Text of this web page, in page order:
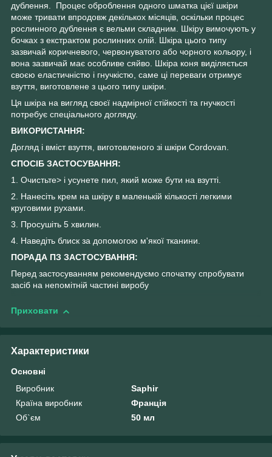
дублення. Процес оброблення одного шматка цієї шкіри
може тривати впродовж декількох місяців, оскільки процес
рослинного дублення є вельми складним. Шкіру вимочують у
бочках з екстрактом рослинних олій. Шкіра цього типу
зазвичай коричневого, червонуватого або чорного кольору, і
вона зазвичай має особливе сяйво. Шкіра коня виділяється
своєю еластичністю і гнучкістю, саме ці переваги отримує
взуття, виготовлене з цього типу шкіри.
Ця шкіра на вигляд своєї надмірної стійкості та гнучкості
потребує спеціального догляду.
ВИКОРИСТАННЯ:
Догляд і вміст взуття, виготовленого зі шкіри Cordovan.
СПОСІБ ЗАСТОСУВАННЯ:
1. Очистьте> і усунете пил, який може бути на взутті.
2. Нанесіть крем на шкіру в маленькій кількості легкими
круговими рухами.
3. Просушіть 5 хвилин.
4. Наведіть блиск за допомогою м'якої тканини.
ПОРАДА ПЗ ЗАСТОСУВАННЯ:
Перед застосуванням рекомендуємо спочатку спробувати
засіб на непомітній частині виробу
Приховати
Характеристики
Основні
Виробник
Saphir
Країна виробник
Франція
Об`єм
50 мл